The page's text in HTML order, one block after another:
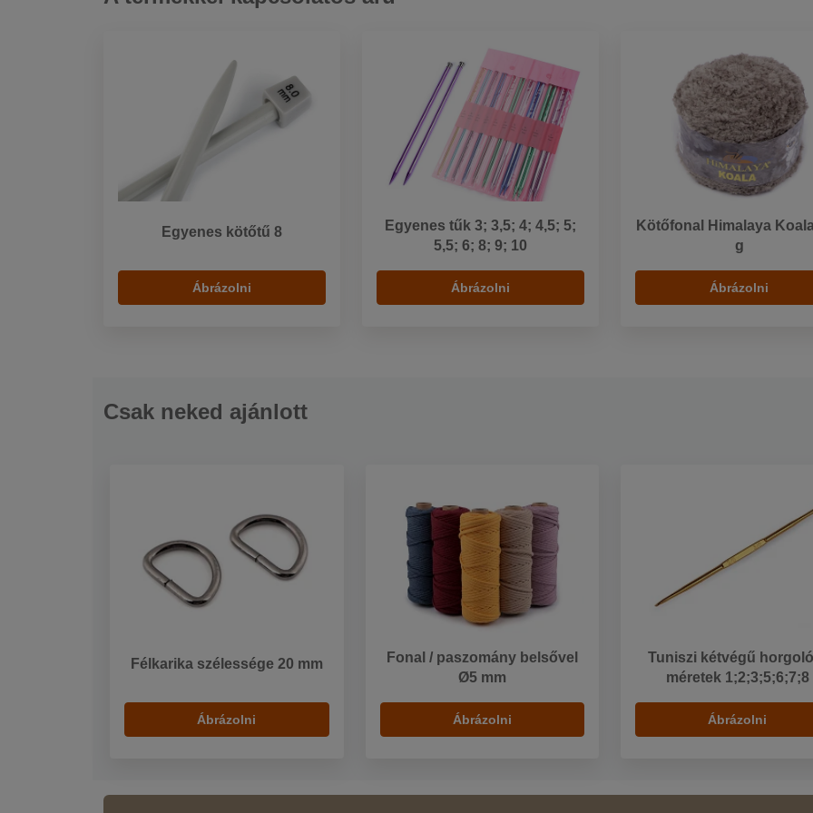
Egyenes kötőtű 8
Ábrázolni
Egyenes tűk 3; 3,5; 4; 4,5; 5;
5,5; 6; 8; 9; 10
Ábrázolni
Kötőfonal Himalaya
g
Ábrázolni
Csak neked ajánlott
Félkarika szélessége 20 mm
Ábrázolni
Fonal / paszomány belsővel
Ø5 mm
Ábrázolni
Tuniszi kétvégű
méretek 1;2;3;5;6;7;8
Ábrázolni